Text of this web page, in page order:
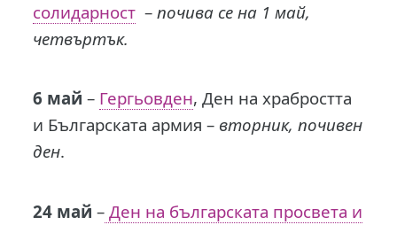
солидарност –почива се на 1 май,
четвъртък.
6 май – Гергьовден, Ден на храбростта
и Българската армия – вторник, почивен
ден.
24 май– Ден на българската просвета и